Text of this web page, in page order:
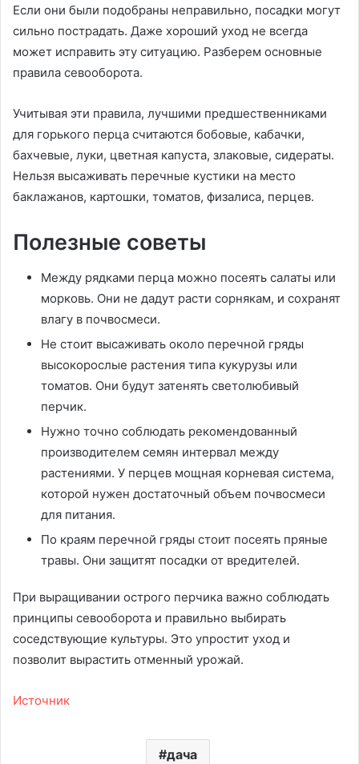
Если они были подобраны неправильно, посадки могут
сильно пострадать. Даже хороший уход не всегда
может исправить эту ситуацию. Разберем основные
правила севооборота.
Учитывая эти правила, лучшими предшественниками
для горького перца считаются бобовые, кабачки,
бахчевые, луки, цветная капуста, злаковые, сидераты.
Нельзя высаживать перечные кустики на место
баклажанов, картошки, томатов, физалиса, перцев.
Полезные советы
Между рядками перца можно посеять салаты или
морковь. Они не дадут расти сорнякам, и сохранят
влагу в почвосмеси.
Не стоит высаживать около перечной гряды
высокорослые растения типа кукурузы или
томатов. Они будут затенять светолюбивый
перчик.
Нужно точно соблюдать рекомендованный
производителем семян интервал между
растениями. У перцев мощная корневая система,
которой нужен достаточный объем почвосмеси
для питания.
По краям перечной гряды стоит посеять пряные
травы. Они защитят посадки от вредителей.
При выращивании острого перчика важно соблюдать
принципы севооборота и правильно выбирать
соседствующие культуры. Это упростит уход и
позволит вырастить отменный урожай.
Источник
дача